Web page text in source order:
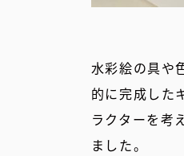
水彩絵の具や
的に完成した
ラクターを考
ました。